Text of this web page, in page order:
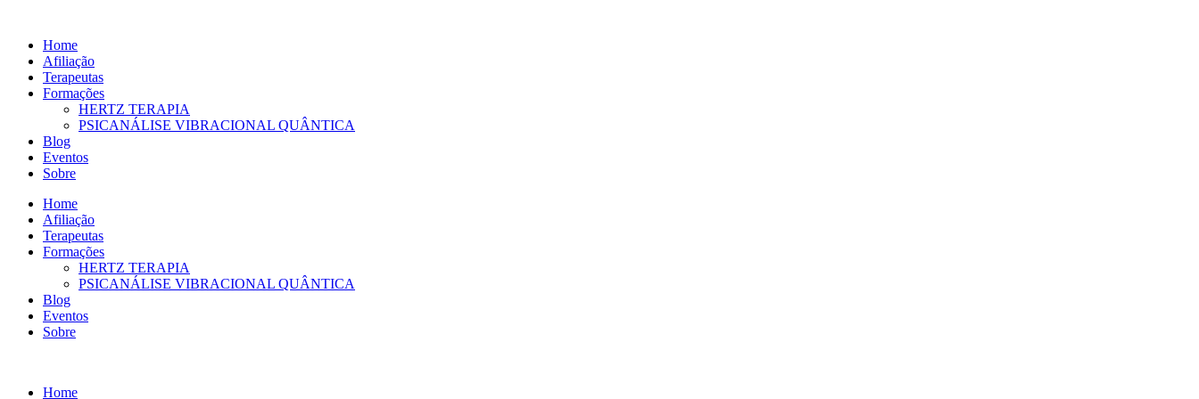
conteúdo
Home
Afiliação
Terapeutas
Formações
HERTZ TERAPIA
PSICANÁLISE VIBRACIONAL QUÂNTICA
Blog
Eventos
Sobre
Home
Afiliação
Terapeutas
Formações
HERTZ TERAPIA
PSICANÁLISE VIBRACIONAL QUÂNTICA
Blog
Eventos
Sobre
Home